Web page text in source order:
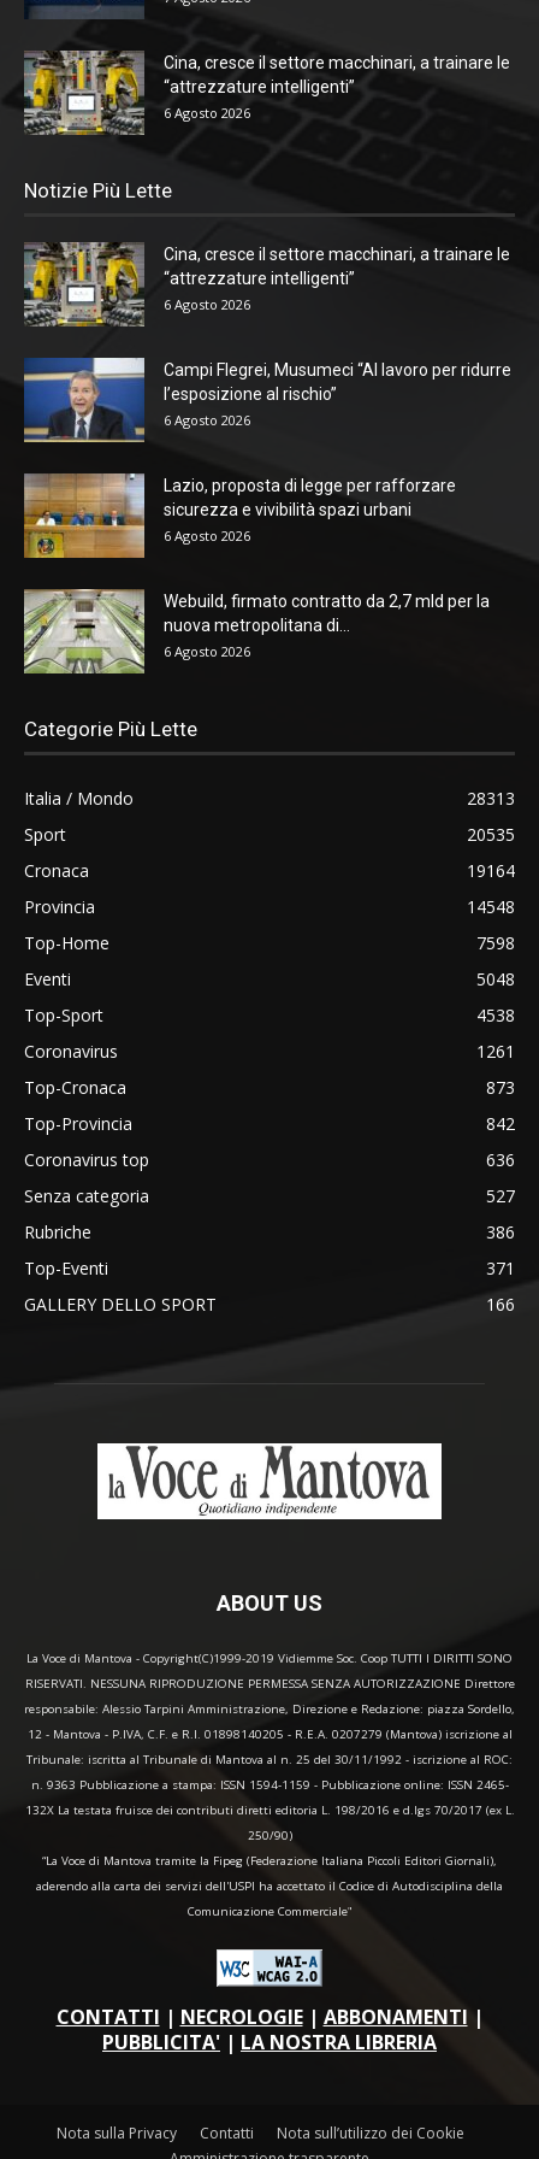
Cina, cresce il settore macchinari, a trainare le
“attrezzature intelligenti”
6 Agosto 2026
Notizie Più Lette
Cina, cresce il settore macchinari, a trainare le
“attrezzature intelligenti”
6 Agosto 2026
Campi Flegrei, Musumeci “Al lavoro per ridurre
l’esposizione al rischio”
6 Agosto 2026
Lazio, proposta di legge per rafforzare
sicurezza e vivibilità spazi urbani
6 Agosto 2026
Webuild, firmato contratto da 2,7 mld per la
nuova metropolitana di...
6 Agosto 2026
Categorie Più Lette
Italia / Mondo
28313
Sport
20535
Cronaca
19164
Provincia
14548
Top-Home
7598
Eventi
5048
Top-Sport
4538
Coronavirus
1261
Top-Cronaca
873
Top-Provincia
842
Coronavirus top
636
Senza categoria
527
Rubriche
386
Top-Eventi
371
GALLERY DELLO SPORT
166
ABOUT US
La Voce di Mantova - Copyright(C)1999-2019 Vidiemme Soc. Coop TUTTI I DIRITTI SONO
RISERVATI. NESSUNA RIPRODUZIONE PERMESSA SENZA AUTORIZZAZIONE Direttore
responsabile: Alessio Tarpini Amministrazione, Direzione e Redazione: piazza Sordello,
12 - Mantova - P.IVA, C.F. e R.I. 01898140205 - R.E.A. 0207279 (Mantova) iscrizione al
Tribunale: iscritta al Tribunale di Mantova al n. 25 del 30/11/1992 - iscrizione al ROC:
n. 9363 Pubblicazione a stampa: ISSN 1594-1159 - Pubblicazione online: ISSN 2465-
132X La testata fruisce dei contributi diretti editoria L. 198/2016 e d.lgs 70/2017 (ex L.
250/90)
“La Voce di Mantova tramite la Fipeg (Federazione Italiana Piccoli Editori Giornali),
aderendo alla carta dei servizi dell'USPI ha accettato il Codice di Autodisciplina della
Comunicazione Commerciale"
CONTATTI | NECROLOGIE| ABBONAMENTI |
PUBBLICITA' | LA NOSTRA LIBRERIA
Nota sulla Privacy Contatti
Nota sull’utilizzo dei Cookie